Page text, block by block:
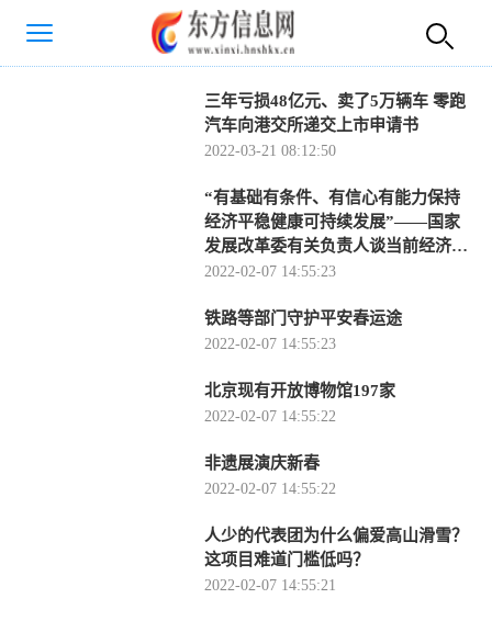
三年亏损48亿元、卖了5万辆车 零跑
汽车向港交所递交上市申请书
2022-03-21 08:12:50
“有基础有条件、有信心有能力保持
经济平稳健康可持续发展”——国家
发展改革委有关负责人谈当前经济形
势
2022-02-07 14:55:23
铁路等部门守护平安春运途
2022-02-07 14:55:23
北京现有开放博物馆197家
2022-02-07 14:55:22
非遗展演庆新春
2022-02-07 14:55:22
人少的代表团为什么偏爱高山滑雪？
这项目难道门槛低吗？
2022-02-07 14:55:21